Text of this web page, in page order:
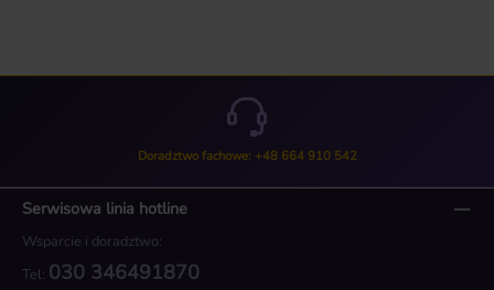
Doradztwo fachowe: +48 664 910 542
Serwisowa linia hotline
Wsparcie i doradztwo:
Tel: 030 346491870